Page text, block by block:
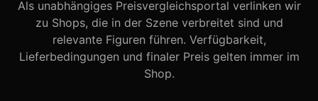
Als unabhängiges Preisvergleichsportal verlinken wir
zu Shops, die in der Szene verbreitet sind und
relevante Figuren führen. Verfügbarkeit,
Lieferbedingungen und finaler Preis gelten immer im
Shop.